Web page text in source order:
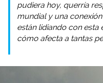
pudiera hoy, querría
mundial y una
están lidiando con esta
cómo afecta a tantas